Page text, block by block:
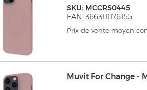
SKU: MCCRS0445
EAN: 3663111176155
Prix de vente moyen
Muvit For Change -